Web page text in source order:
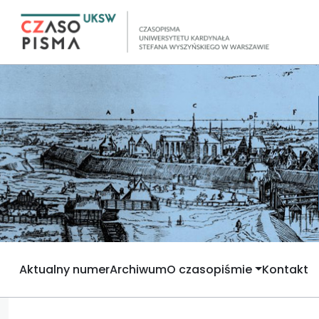
Aktualny numerArchiwumO czasopiśmie Kontakt